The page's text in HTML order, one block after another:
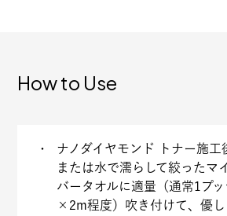
How to Use
ナノダイヤモンド トナー施工
または水で濡らして絞ったマ
バータオルに適量（通常1プ
×2m程度）吹き付けて、優し